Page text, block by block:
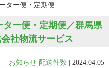
ター便・定期便…
ター便・定期便／群馬県
社物流サービス
お知らせ 配送件数 2024.04.05